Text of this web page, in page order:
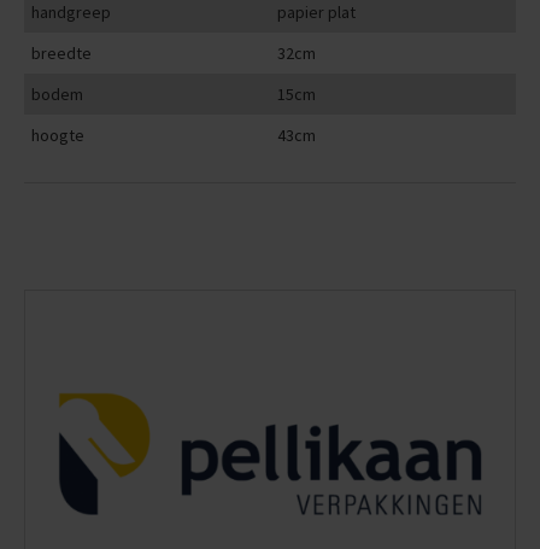
handgreep
papier plat
breedte
32cm
bodem
15cm
hoogte
43cm